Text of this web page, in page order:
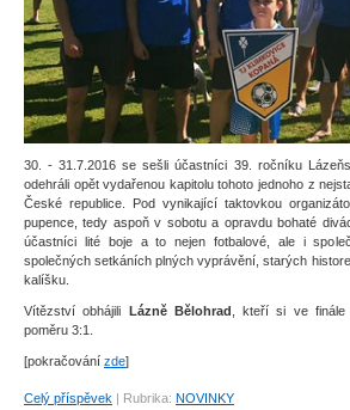
30. - 31.7.2016 se sešli účastníci 39. ročníku
odehráli opět vydařenou kapitolu tohoto jednoho z
České republice. Pod vynikající taktovkou
pupence, tedy aspoň v sobotu a opravdu bohaté
účastníci lité boje a to nejen fotbalové, ale i
společných setkáních plných vyprávění, starých
kalíšku.
Vítězství obhájili Lázně Bělohrad , kteří si ve
poměru 3:1.
[pokračování zde]
Celý příspěvek | Rubrika: NOVINKY